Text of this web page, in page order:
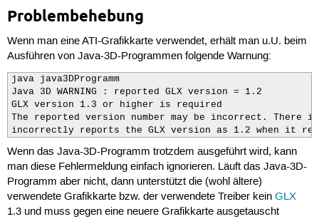
Problembehebung
Wenn man eine ATI-Grafikkarte verwendet, erhält man u.U. beim
Ausführen von Java-3D-Programmen folgende Warnung:
java java3DProgramm
Java 3D WARNING : reported GLX version = 1.2
GLX version 1.3 or higher is required
The reported version number may be incorrect. There
incorrectly reports the GLX version as 1.2 when it
Wenn das Java-3D-Programm trotzdem ausgeführt wird, kann
man diese Fehlermeldung einfach ignorieren. Läuft das Java-3D-
Programm aber nicht, dann unterstützt die (wohl ältere)
verwendete Grafikkarte bzw. der verwendete Treiber kein GLX
1.3 und muss gegen eine neuere Grafikkarte ausgetauscht